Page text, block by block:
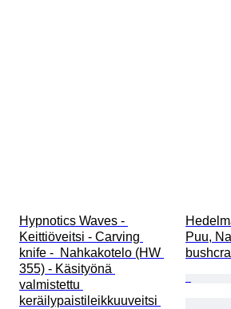
Hypnotics Waves -
Keittiöveitsi - Carving
knife -  Nahkakotelo (HW
355) - Käsityönä
valmistettu
keräilypaistileikkuuveitsi
Puu,